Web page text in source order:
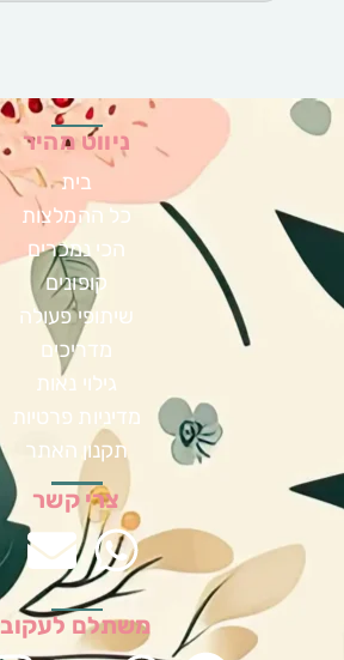
ניווט מהיר
בית
כל ההמלצות
הכי נמכרים
קופונים
שיתופי פעולה
מדריכים
גילוי נאות
מדיניות פרטיות
תקנון האתר
צרי קשר
משתלם לעקוב